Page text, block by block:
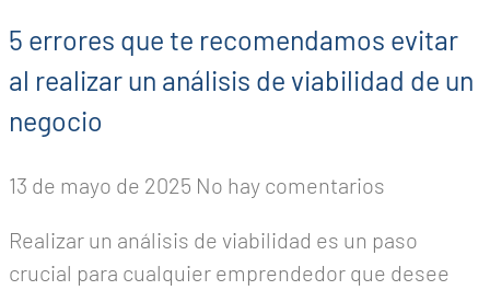
5 errores que te recomendamos evitar
al realizar un análisis de viabilidad de un
negocio
13 de mayo de 2025 No hay comentarios
Realizar un análisis de viabilidad es un paso
crucial para cualquier emprendedor que desee